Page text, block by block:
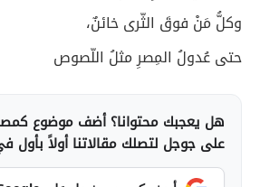
وكلُّ مَنْ فوقَ الثّرى خائنٌ،
حتى عُدولُ المِصرِ مثلُ اللّصوص
هل يعجبك محتوانا؟ أضف موضوع
على جوجل لتصلك مقالاتنا أولاً بأول